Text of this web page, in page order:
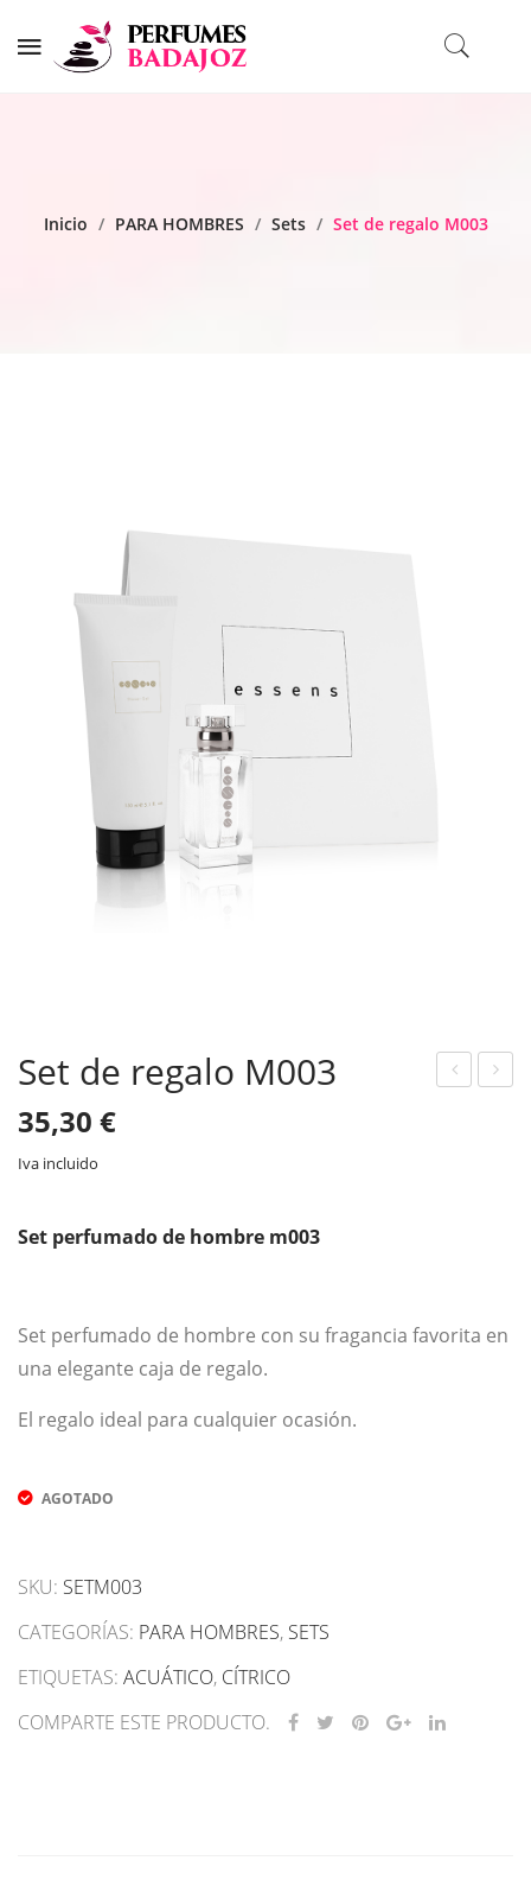
Inicio / PARA HOMBRES / Sets / Set de regalo M003
Set de regalo M003
35,30 €
Iva incluido
Set perfumado de hombre m003
Set perfumado de hombre con su fragancia favorita en
una elegante caja de regalo.
El regalo ideal para cualquier ocasión.
AGOTADO
SKU: SETM003
CATEGORÍAS: PARA HOMBRES, SETS
ETIQUETAS: ACUÁTICO, CÍTRICO
COMPARTE ESTE PRODUCTO.